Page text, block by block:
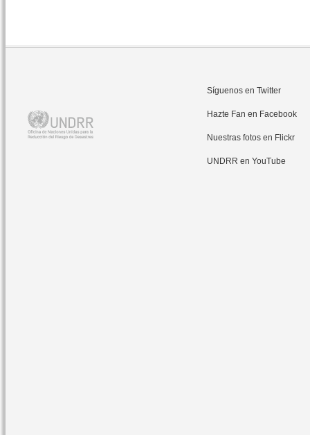
Síguenos en Twitter
Hazte Fan en Facebook
Nuestras fotos en Flickr
UNDRR en YouTube